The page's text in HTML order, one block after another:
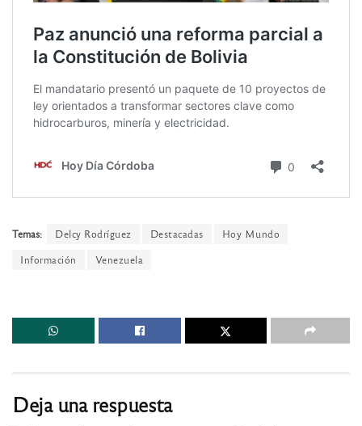
Temas: Delcy Rodríguez Destacadas
Hoy Mundo
Información
Venezuela
Deja una respuesta